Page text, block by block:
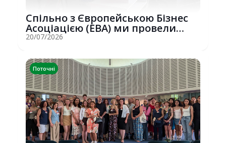
Спільно з Європейською Бізнес
Асоціацією (EBA) ми провели
потужну о...
20/07/2026
Поточні